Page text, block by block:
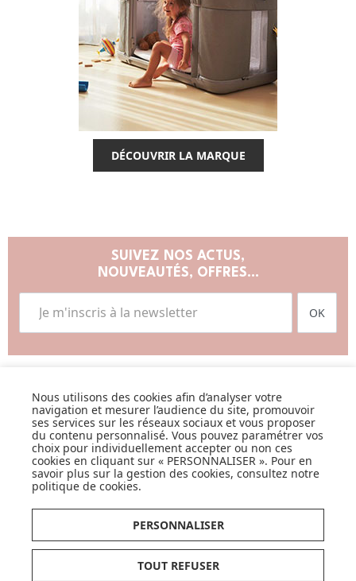
DÉCOUVRIR LA MARQUE
SUIVEZ NOS ACTUS,
NOUVEAUTÉS, OFFRES...
OK
LISTE DE NAISSANCE
JE DÉCOUVRE
CARTES CADEAUX
Nous utilisons des cookies afin d’analyser votre
navigation et mesurer l’audience du site, promouvoir
ses services sur les réseaux sociaux et vous proposer
du contenu personnalisé. Vous pouvez paramétrer vos
choix pour individuellement accepter ou non ces
cookies en cliquant sur « PERSONNALISER ». Pour en
savoir plus sur la gestion des cookies, consultez notre
politique de cookies.
PERSONNALISER
TOUT REFUSER